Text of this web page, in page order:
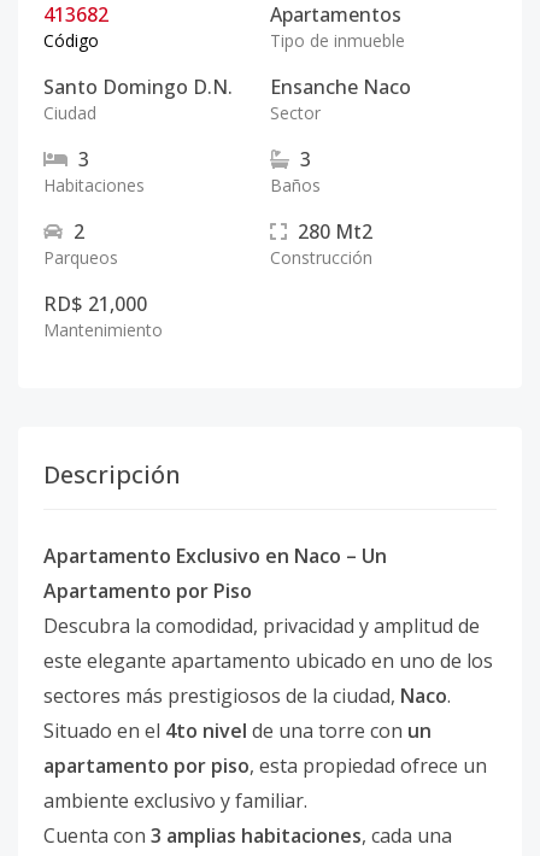
413682
Código
Apartamentos
Tipo de inmueble
Santo Domingo D.N.
Ciudad
Ensanche Naco
Sector
3
Habitaciones
3
Baños
2
Parqueos
280 Mt2
Construcción
RD$ 21,000
Mantenimiento
Descripción
Apartamento Exclusivo en Naco – Un
Apartamento por Piso
Descubra la comodidad, privacidad y amplitud de
este elegante apartamento ubicado en uno de los
sectores más prestigiosos de la ciudad, Naco.
Situado en el 4to nivel de una torre con un
apartamento por piso, esta propiedad ofrece un
ambiente exclusivo y familiar.
Cuenta con 3 amplias habitaciones, cada una